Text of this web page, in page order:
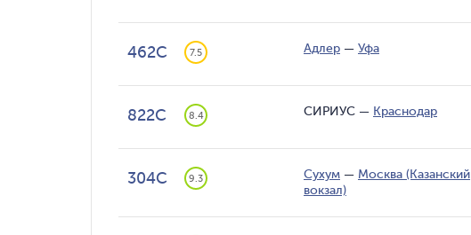
462С 7.5 Адлер — Уфа
822С 8.4 СИРИУС — Краснодар
304С 9.3 Сухум — Москва (Казанский
вокзал)